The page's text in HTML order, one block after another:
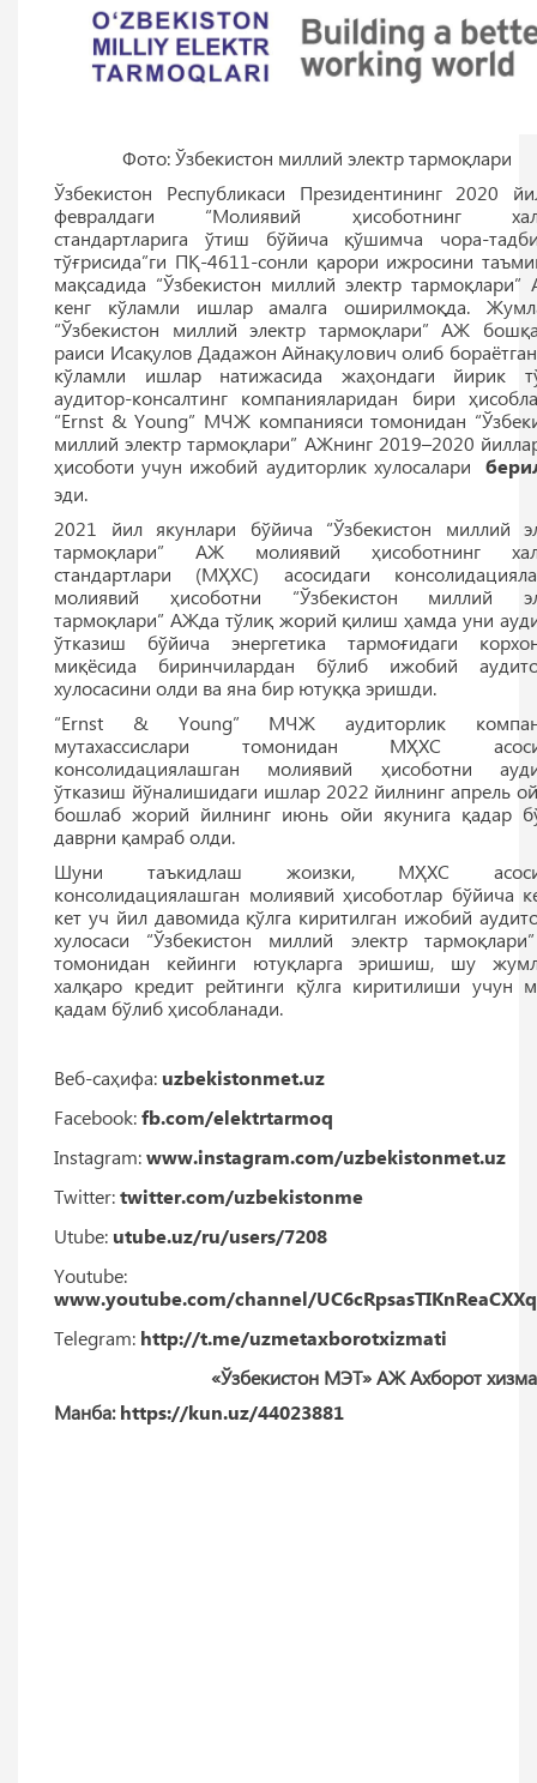
Фото: Ўзбекистон миллий электр тармоқлари
Ўзбекистон Республикаси Президентининг 2020
февралдаги “Молиявий ҳисоботнинг
стандартларига ўтиш бўйича қўшимча чора-
тўғрисида”ги ПҚ-4611-сонли қарори ижросини
мақсадида “Ўзбекистон миллий электр
кенг кўламли ишлар амалга оширилмоқда.
“Ўзбекистон миллий электр тармоқлари” АЖ
раиси Исақулов Дадажон Айнақулович олиб
кўламли ишлар натижасида жаҳондаги йирик
аудитор-консалтинг компанияларидан бири
“Ernst & Young” МЧЖ компанияси томонидан
миллий электр тармоқлари” АЖнинг 2019–2020
ҳисоботи учун ижобий аудиторлик хулосалари
эди.
2021 йил якунлари бўйича “Ўзбекистон миллий
тармоқлари” АЖ молиявий ҳисоботнинг
стандартлари (МҲХС) асосидаги
молиявий ҳисоботни “Ўзбекистон миллий
тармоқлари” АЖда тўлиқ жорий қилиш ҳамда уни
ўтказиш бўйича энергетика тармоғидаги
миқёсида биринчилардан бўлиб ижобий
хулосасини олди ва яна бир ютуққа эришди.
“Ernst & Young” МЧЖ аудиторлик
мутахассислари томонидан МҲХС
консолидациялашган молиявий ҳисоботни
ўтказиш йўналишидаги ишлар 2022 йилнинг апрель
бошлаб жорий йилнинг июнь ойи якунига қадар
даврни қамраб олди.
Шуни таъкидлаш жоизки, МҲХС
консолидациялашган молиявий ҳисоботлар бўйича
кет уч йил давомида қўлга киритилган ижобий
хулосаси “Ўзбекистон миллий электр
томонидан кейинги ютуқларга эришиш, шу
халқаро кредит рейтинги қўлга киритилиши учун
қадам бўлиб ҳисобланади.
Веб-саҳифа: uzbekistonmet.uz
Facebook:fb.com/elektrtarmoq
Instagram:www.instagram.com/uzbekistonmet.uz
Twitter:twitter.com/uzbekistonme
Utube: utube.uz/ru/users/7208
Youtube:
www.youtube.com/channel/
Telegram: http://t.me/uzmetaxborotxizmati
«Ўзбекистон МЭТ» АЖ Ахборот
Манба:https://kun.uz/44023881